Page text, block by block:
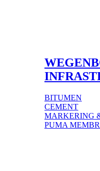
BITUMEN
CEMENT
MARKERING
PUMA